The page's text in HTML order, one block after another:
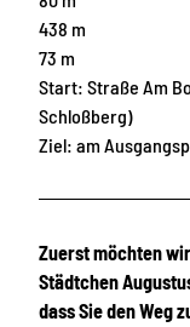
438 m
73 m
Start: Straße Am
Schloßberg)
Ziel: am
Zuerst möchten
Städtchen
dass Sie den Weg